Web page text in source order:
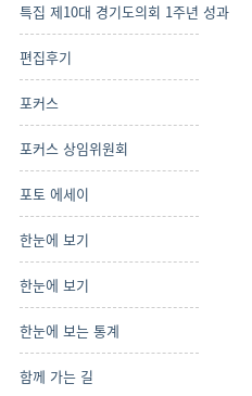
특집 제10대 경기도의회 1주년 성과
편집후기
포커스
포커스 상임위원회
포토 에세이
한눈에 보기
한눈에 보기
한눈에 보는 통계
함께 가는 길